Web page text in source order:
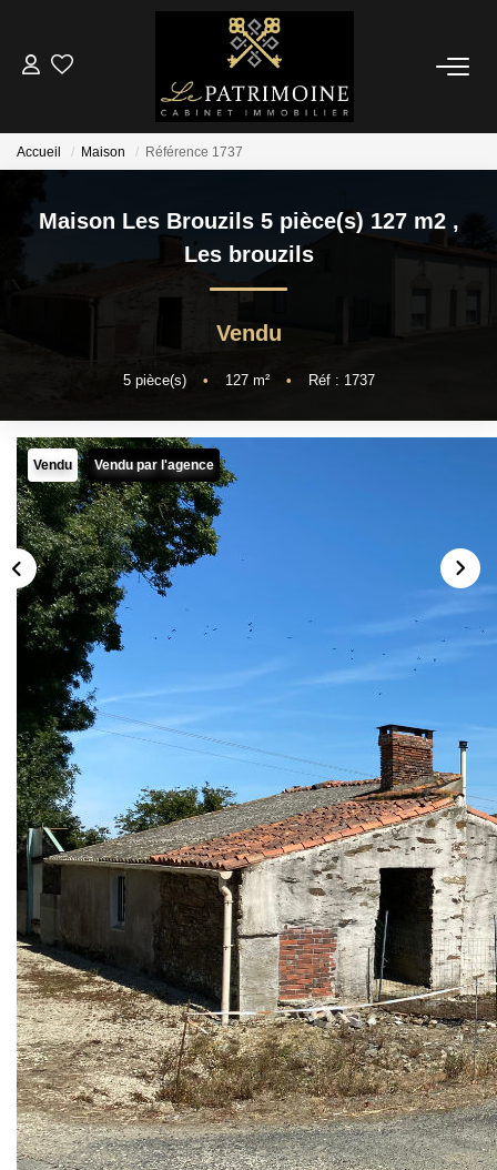
ACCUEIL
NOS ANNONCES
Ventes
Locations
ALERTE MAIL
CONTACT
Accueil Maison Référence 1737
Maison Les Brouzils 5 pièce(s) 127 m2 ,
Les brouzils
Vendu
5pièce(s) • 127m² • Réf : 1737
Vendu Vendu par l'agence
Description
Réf : 1737
Maison de village à rafraîchir Idéalement située à 5 mn de
la gare et de la 4 voies axe Nantes / La Roche Sur Yon et
10 mn de l'autoroute comprenant :
Salon/séjour de 53 m2 avec poêle de masse à bois et
escalier - Cuisine aménagée - Wc - Chambre de 15.70 m2
avec placard - A l'étage : Palier/dégagement - Salle d'eau à
refaire fr 7.40 m2 - 2 Chambres de 11.60 et 18.20 m2 -
Chaufferie/lingerie avec chaudière fioul et ballon électrique -
Nombreuses dépendances indépendantes comprenant